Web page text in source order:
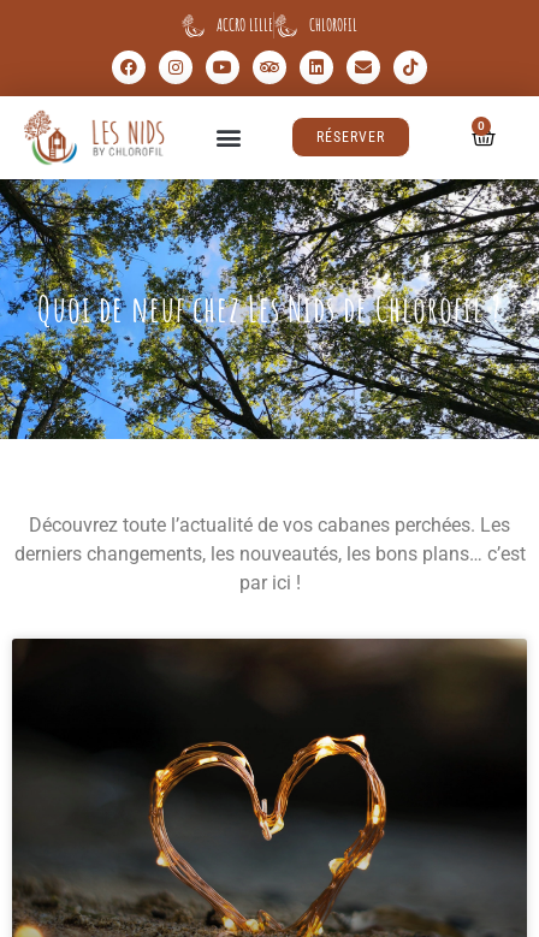
ACCRO LILLE CHLOROFIL
RÉSERVER
0
Quoi de neuf chez Les Nids de Chlorofil ?
Découvrez toute l’actualité de vos cabanes perchées. Les
derniers changements, les nouveautés, les bons plans… c’est
par ici !